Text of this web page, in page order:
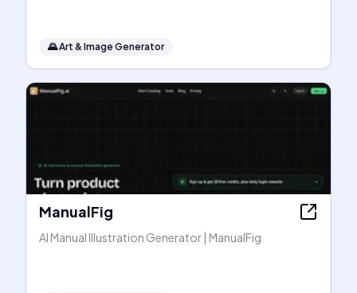
🌄Art & Image Generator
ManualFig
AI Manual Illustration Generator | ManualFig